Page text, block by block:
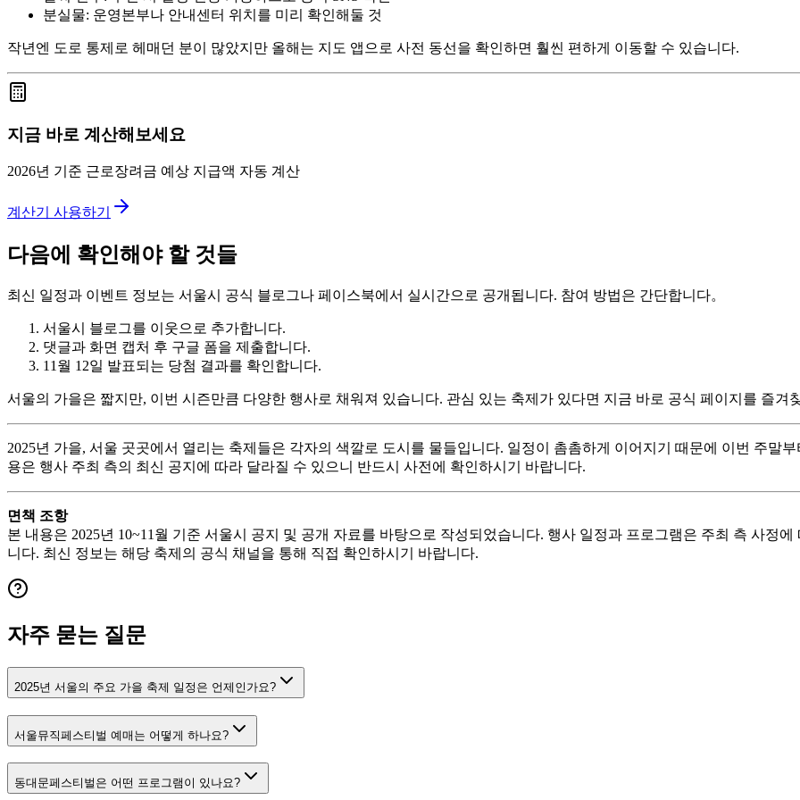
분실물: 운영본부나 안내센터 위치를 미리 확인해둘 것
작년엔 도로 통제로 헤매던 분이 많았지만 올해는 지도 앱으로 사전 동선을 확인하면 훨씬 편하게 이동할 수 있습니다.
지금 바로 계산해보세요
2026년 기준 근로장려금 예상 지급액 자동 계산
계산기 사용하기
다음에 확인해야 할 것들
최신 일정과 이벤트 정보는 서울시 공식 블로그나 페이스북에서 실시간으로 공개됩니다. 참여 방법은 간단합니다。
서울시 블로그를 이웃으로 추가합니다.
댓글과 화면 캡처 후 구글 폼을 제출합니다.
11월 12일 발표되는 당첨 결과를 확인합니다.
서울의 가을은 짧지만, 이번 시즌만큼 다양한 행사로 채워져 있습니다. 관심 있는 축제가 있다면 지금 바로 공식 페이지를 즐겨
2025년 가을, 서울 곳곳에서 열리는 축제들은 각자의 색깔로 도시를 물들입니다. 일정이 촘촘하게 이어지기 때문에 이번 주말
용은 행사 주최 측의 최신 공지에 따라 달라질 수 있으니 반드시 사전에 확인하시기 바랍니다.
면책 조항
본 내용은 2025년 10~11월 기준 서울시 공지 및 공개 자료를 바탕으로 작성되었습니다. 행사 일정과 프로그램은 주최 측 사정
니다. 최신 정보는 해당 축제의 공식 채널을 통해 직접 확인하시기 바랍니다.
자주 묻는 질문
2025년 서울의 주요 가을 축제 일정은 언제인가요?
서울뮤직페스티벌 예매는 어떻게 하나요?
동대문페스티벌은 어떤 프로그램이 있나요?